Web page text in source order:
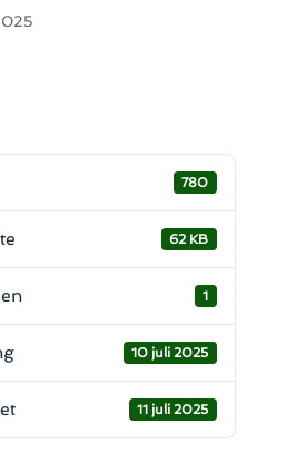
780
62 KB
1
10 juli 2025
11 juli 2025